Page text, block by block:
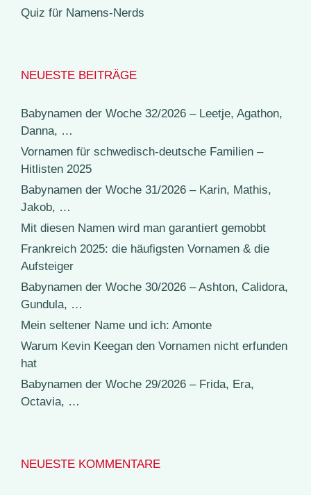
Quiz für Namens-Nerds
NEUESTE BEITRÄGE
Babynamen der Woche 32/2026 – Leetje, Agathon,
Danna, …
Vornamen für schwedisch-deutsche Familien –
Hitlisten 2025
Babynamen der Woche 31/2026 – Karin, Mathis,
Jakob, …
Mit diesen Namen wird man garantiert gemobbt
Frankreich 2025: die häufigsten Vornamen & die
Aufsteiger
Babynamen der Woche 30/2026 – Ashton, Calidora,
Gundula, …
Mein seltener Name und ich: Amonte
Warum Kevin Keegan den Vornamen nicht erfunden
hat
Babynamen der Woche 29/2026 – Frida, Era,
Octavia, …
NEUESTE KOMMENTARE